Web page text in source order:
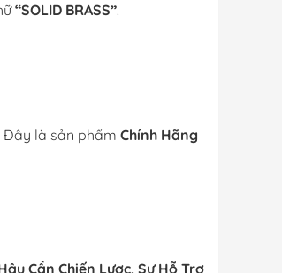
“SOLID BRASS”.
là sản phẩm Chính Hãng
Cần Chiến Lược, Sự Hỗ Trợ